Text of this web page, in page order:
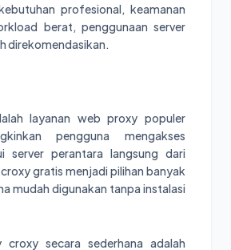
profesional, keamanan
berat, penggunaan server
direkomendasikan.
layanan web proxy populer
pengguna mengakses
server perantara langsung dari
gratis menjadi pilihan banyak
mudah digunakan tanpa instalasi
secara sederhana adalah